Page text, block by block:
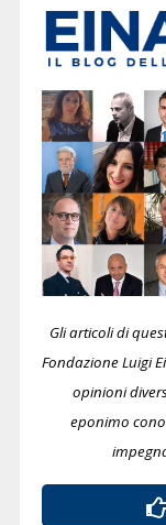
Gli articoli di
Fondazione Luigi
opinioni
eponimo